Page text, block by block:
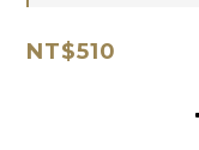
NT$510